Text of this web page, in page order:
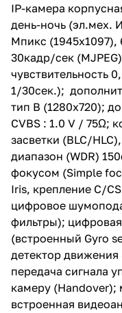
встречной засветки
аппаратный
диапазон (WDR) 150dB;
удаленное управление
фокусом (Simple focus);
объектива DC или P-Iris,
крепление С/CS;
контраста (SSDR);
шумоподавление SSNRV
(2D+3D фильтры);
стабилизация
(встроенный Gyro sensor);
антитуман (Defog);
движения 8 зон (8-ми
точечный), передача
управления на
камеру (Handover);
маскирование - 32 зоны;
встроенная
(праздношатание,
движения, детекция
расфокусировки
детекция задымления/
виртуальная линия,
лица, детектор
IP-камера
день-ночь (эл.мех.
Мпикс
30кадр/сек
чувствительность
1/30сек.);
тип В (1280х720);
CVBS : 1.0 V / 75Ω;
засветки (BLC/
диапазон (WDR)
фокусом (Simple
Iris, крепление С/
цифровое
фильтры);
(встроенный Gyro
детектор
передача сигнала
камеру (Handover);
встроенная